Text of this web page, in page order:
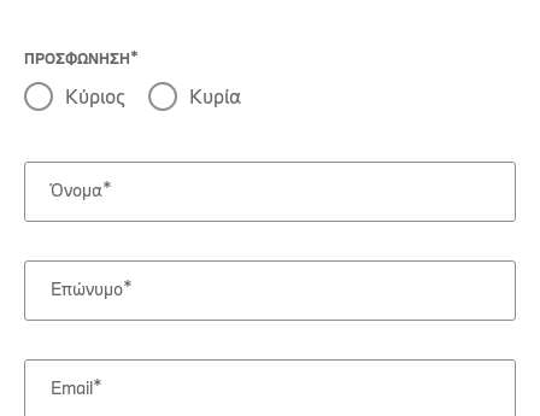
ΠΡΟΣΦΩΝΗΣΗ
Κύριος Κυρία
Όνομα
Επώνυμο
Email